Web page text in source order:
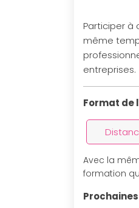
Participer à
même
entreprises.
Format de
Avec la
formation